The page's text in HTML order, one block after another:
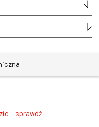
– sprawdź